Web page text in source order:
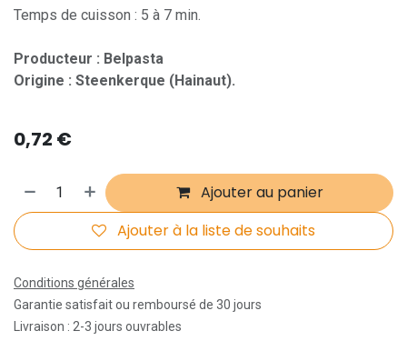
Temps de cuisson : 5 à 7 min.
Producteur : Belpasta
Origine : Steenkerque (Hainaut).
0,72 €
Ajouter au panier
Ajouter à la liste de souhaits
Conditions générales
Garantie satisfait ou remboursé de 30 jours
Livraison : 2-3 jours ouvrables